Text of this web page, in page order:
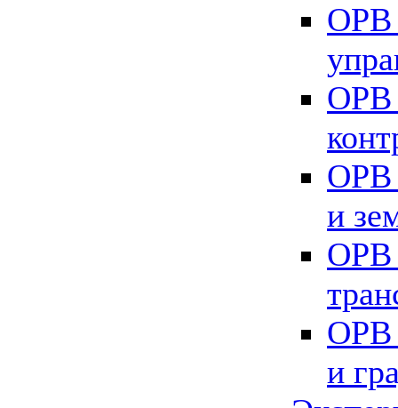
ОРВ
ОРВ
ОРВ
и
ОРВ
ОРВ
и